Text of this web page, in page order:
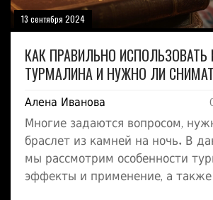
13 сентября 2024
КАК ПРАВИЛЬНО ИСПОЛЬЗОВАТЬ
ТУРМАЛИНА И НУЖНО ЛИ
Алена Иванова
Многие задаются вопросом,
браслет из камней на ночь. В
мы рассмотрим особенности
эффекты и применение, а